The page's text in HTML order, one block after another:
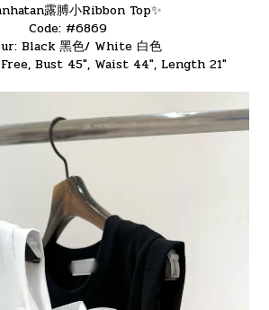
露膊小Ribbon Top✨
Code: #6869
Black 黑色/ White 白色
Bust 45", Waist 44", Length 21"